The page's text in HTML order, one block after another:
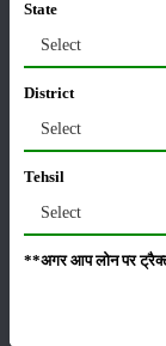
कृषि यंत्र
State
Select
District
Select
Tehsil
Select
**अगर आप लोन पर